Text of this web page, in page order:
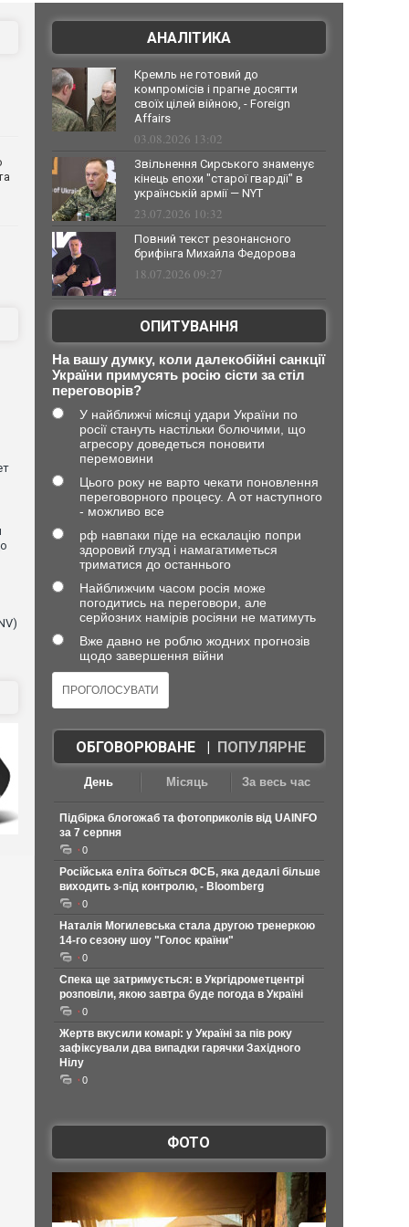
АНАЛІТИКА
Кремль не готовий до
компромісів і прагне досягти
своїх цілей війною, - Foreign
Affairs
03.08.2026 13:02
Звільнення Сирського знаменує
кінець епохи "старої гвардії" в
українській армії — NYT
23.07.2026 10:32
Повний текст резонансного
брифінга Михайла Федорова
18.07.2026 09:27
ОПИТУВАННЯ
На вашу думку, коли далекобійні санкції
України примусять росію сісти за стіл
переговорів?
У найближчі місяці удари України по
росії стануть настільки болючими, що
агресору доведеться поновити
перемовини
Цього року не варто чекати поновлення
переговорного процесу. А от наступного
- можливо все
рф навпаки піде на ескалацію попри
здоровий глузд і намагатиметься
триматися до останнього
Найближчим часом росія може
погодитись на переговори, але
серйозних намірів росіяни не матимуть
Вже давно не роблю жодних прогнозів
щодо завершення війни
ОБГОВОРЮВАНЕ| ПОПУЛЯРНЕ
День Місяць За весь час
Підбірка блогожаб та фотоприколів від UAINFO
за 7 серпня
0
Російська еліта боїться ФСБ, яка дедалі більше
виходить з-під контролю, - Bloomberg
0
Наталія Могилевська стала другою тренеркою
14-го сезону шоу "Голос країни"
0
Спека ще затримується: в Укргідрометцентрі
розповіли, якою завтра буде погода в Україні
0
Жертв вкусили комарі: у Україні за пів року
зафіксували два випадки гарячки Західного
Нілу
0
ФОТО